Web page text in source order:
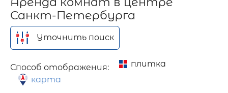
Санкт-Петербурга
Уточнить поиск
Способ отображения:
плитка
карта